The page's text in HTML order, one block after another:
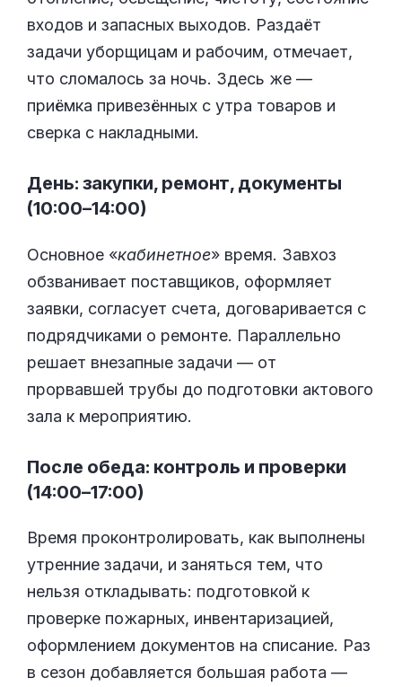
входов и запасных выходов. Раздаёт
задачи уборщицам и рабочим, отмечает,
что сломалось за ночь. Здесь же —
приёмка привезённых с утра товаров и
сверка с накладными.
День: закупки, ремонт, документы
(10:00–14:00)
Основное «кабинетное» время. Завхоз
обзванивает поставщиков, оформляет
заявки, согласует счета, договаривается с
подрядчиками о ремонте. Параллельно
решает внезапные задачи — от
прорвавшей трубы до подготовки актового
зала к мероприятию.
После обеда: контроль и проверки
(14:00–17:00)
Время проконтролировать, как выполнены
утренние задачи, и заняться тем, что
нельзя откладывать: подготовкой к
проверке пожарных, инвентаризацией,
оформлением документов на списание. Раз
в сезон добавляется большая работа —